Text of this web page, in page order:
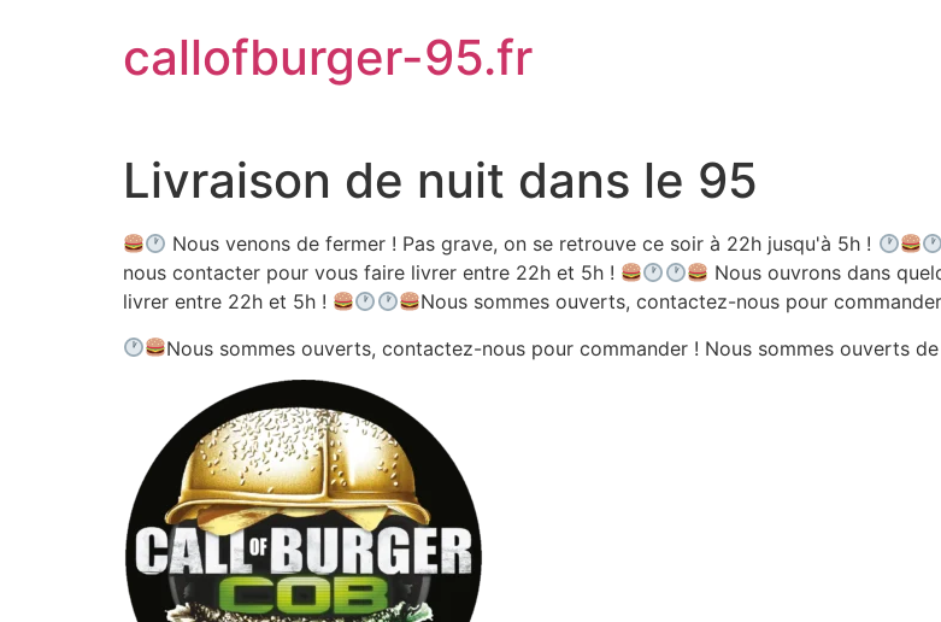
callofburger-95.fr
Livraison de nuit dans le 95
Nous venons de fermer ! Pas grave, on se retrouve ce soir à 22h jusqu'à 5h !
nous contacter pour vous faire livrer entre 22h et 5h !
Nous ouvrons dans
livrer entre 22h et 5h !
Nous sommes ouverts, contactez-nous pour
Nous sommes ouverts, contactez-nous pour commander ! Nous sommes ouverts